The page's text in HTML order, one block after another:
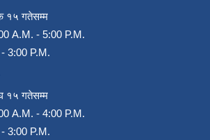
१५ गतेसम्म
A.M. - 5:00 P.M.
3:00 P.M.
१५ गतेसम्म
A.M. - 4:00 P.M.
3:00 P.M.